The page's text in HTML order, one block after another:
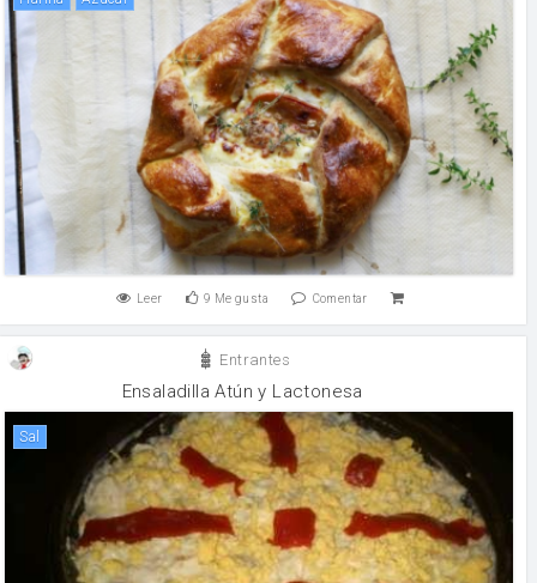
Leer 9 Me gusta Comentar
Entrantes
Ensaladilla Atún y Lactonesa
sal